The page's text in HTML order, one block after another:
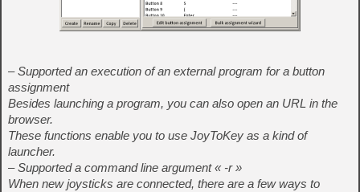
– Supported an execution of an external program for a button
assignment
Besides launching a program, you can also open an URL in the
browser.
These functions enable you to use JoyToKey as a kind of
launcher.
– Supported a command line argument « -r »
When new joysticks are connected, there are a few ways to